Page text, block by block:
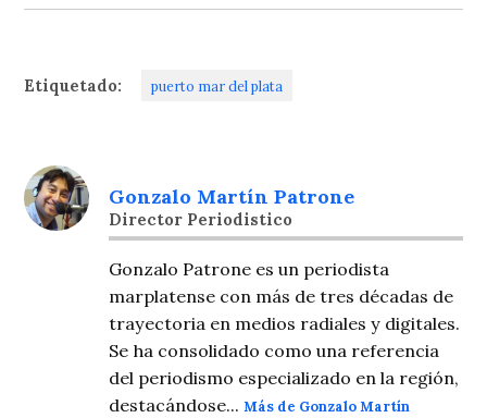
Etiquetado: puerto mar del plata
Gonzalo Martín Patrone
Director Periodistico
Gonzalo Patrone es un periodista
marplatense con más de tres décadas de
trayectoria en medios radiales y digitales.
Se ha consolidado como una referencia
del periodismo especializado en la región,
destacándose...Más de Gonzalo Martín